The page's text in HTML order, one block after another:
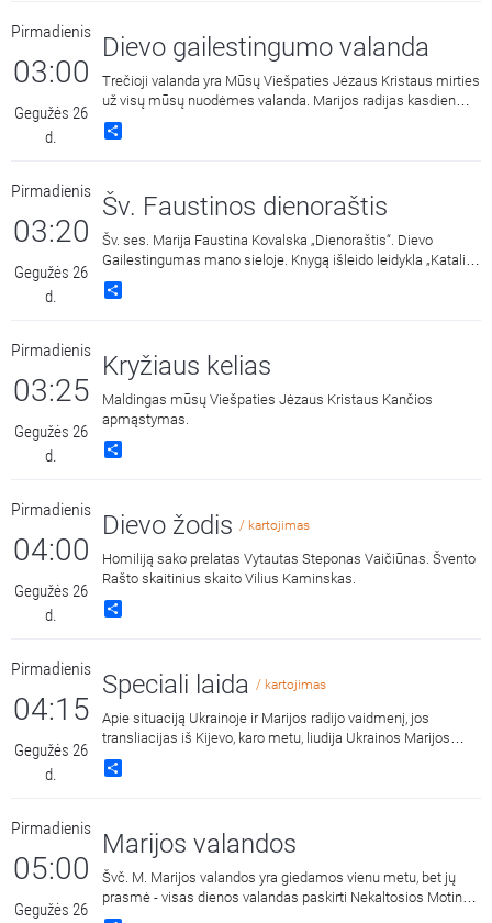
Pirmadienis
03:00
Gegužės 26
d.
Dievo gailestingumo valanda
Trečioji valanda yra Mūsų Viešpaties Jėzaus Kristaus mirties
už visų mūsų nuodėmes valanda. Marijos radijas kasdien
15:00 ir 3:00 kviečia melstis drauge kalbant Dievo
Gailestingumo vainikėlį ir litaniją bei pasiklausyti ištraukų iš
gerbiamas Gailestingojo Jėzaus paveikslas, nutapytas pagal
šv. Faustinos regėjimus.
Pirmadienis
03:20
Gegužės 26
d.
Šv. Faustinos dienoraštis
Šv. ses. Marija Faustina Kovalska „Dienoraštis“. Dievo
Gailestingumas mano sieloje. Knygą išleido leidykla „Katalikų
pasaulio leidiniai“, 2014 m.
Pirmadienis
03:25
Gegužės 26
d.
Kryžiaus kelias
Maldingas mūsų Viešpaties Jėzaus Kristaus Kančios
apmąstymas.
Pirmadienis
04:00
Gegužės 26
d.
Dievo žodis / kartojimas
Homiliją sako prelatas Vytautas Steponas Vaičiūnas. Švento
Rašto skaitinius skaito Vilius Kaminskas.
Pirmadienis
04:15
Gegužės 26
d.
Speciali laida / kartojimas
Apie situaciją Ukrainoje ir Marijos radijo vaidmenį, jos
transliacijas iš Kijevo, karo metu, liudija Ukrainos Marijos
radijo direktorius kun. Aleksey Samsonov. Kalbina Liutauras
Serapinas. Laidos klausykitės ukrainiečių ir lietuvių kalbomis.
Pirmadienis
05:00
Gegužės 26
Marijos valandos
Švč. M. Marijos valandos yra giedamos vienu metu, bet jų
prasmė - visas dienos valandas paskirti Nekaltosios Motinos
šlovei.